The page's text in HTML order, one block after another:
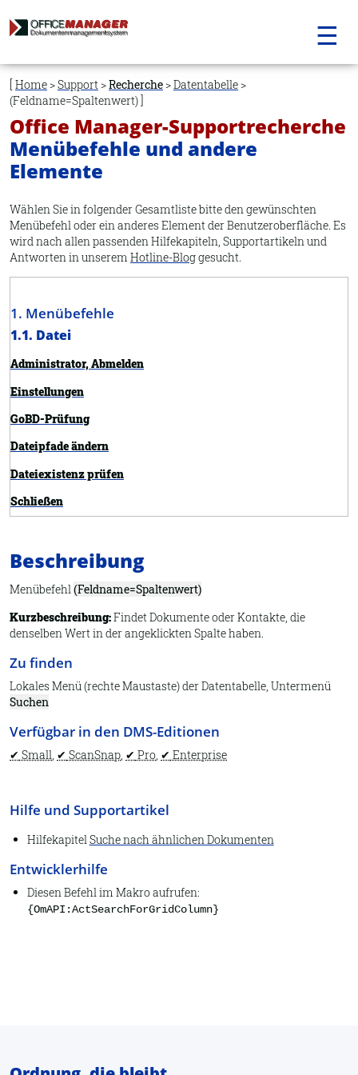
Navigation
überspringen
☰
Home >Support >Recherche >Datentabelle >
(Feldname=Spaltenwert)
Office Manager-Supportrecherche
Menübefehle und andere
Elemente
Wählen Sie in folgender Gesamtliste bitte den gewünschten
Menübefehl oder ein anderes Element der Benutzeroberfläche. Es
wird nach allen passenden Hilfekapiteln, Supportartikeln und
Antworten in unserem Hotline-Bloggesucht.
1. Menübefehle
1.1. Datei
Administrator, Abmelden
Einstellungen
GoBD-Prüfung
Dateipfade ändern
Dateiexistenz prüfen
Schließen
Übersicht
Felder definieren
Importieren
Information
Synchronisieren
Neues Archiv
Eigenschaften
Report
Dubletten suchen
Lexware Buchhalter
Beenden
Beschreibung
Menübefehl(Feldname=Spaltenwert)
Kurzbeschreibung:Findet Dokumente oder Kontakte, die
denselben Wert in der angeklickten Spalte haben.
Zu finden
Lokales Menü (rechte Maustaste) der Datentabelle, Untermenü
Suchen
Verfügbar in den DMS-Editionen
Small ScanSnap Pro Enterprise
Hilfe und Supportartikel
Hilfekapitel Suche nach ähnlichen Dokumenten
Entwicklerhilfe
Diesen Befehl im Makro aufrufen:
{OmAPI:ActSearchForGridColumn}